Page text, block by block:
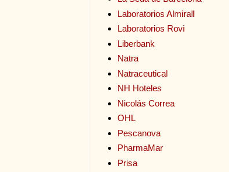
Laboratorios Almirall
Laboratorios Rovi
Liberbank
Natra
Natraceutical
NH Hoteles
Nicolás Correa
OHL
Pescanova
PharmaMar
Prisa